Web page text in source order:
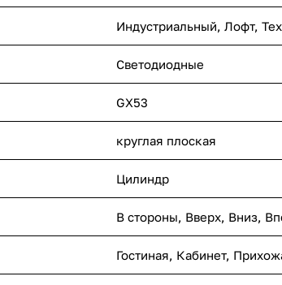
Индустриальный, Лофт,
Светодиодные
GX53
круглая плоская
Цилиндр
В стороны, Вверх, Вниз,
Гостиная, Кабинет,